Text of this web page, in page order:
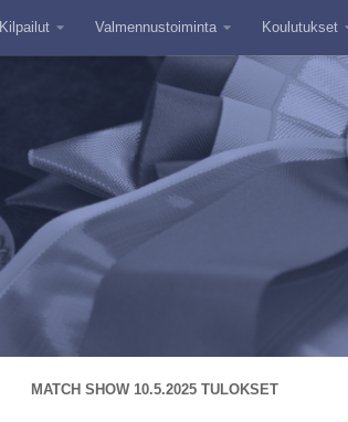
Kilpailut Valmennustoiminta Koulutukset
MATCH SHOW 10.5.2025 TULOKSET